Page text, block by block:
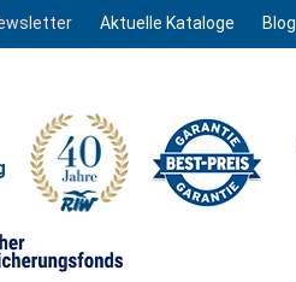
Aktuelle Kataloge Blog